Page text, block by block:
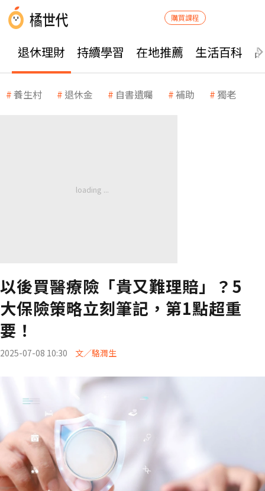
購買課程
退休理財 持續學習 在地推薦 生活百科
養生村 退休金 自書遺囑 補助 獨老
以後買醫療險「貴又難理賠」？5
大保險策略立刻筆記，第1點超重
要！
2025-07-08 10:30 文／駱潤生